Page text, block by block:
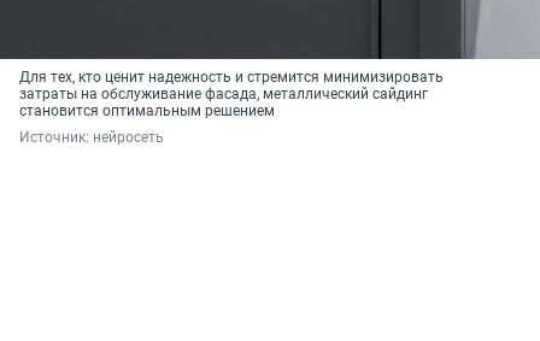
Для тех, кто ценит надежность и стремится минимизировать
затраты на обслуживание фасада, металлический сайдинг
становится оптимальным решением
Источник: нейросеть